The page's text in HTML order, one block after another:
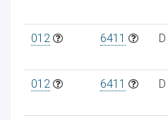
012 6411 D
012 6411 D